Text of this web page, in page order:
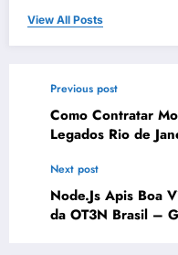
View All Posts
Previous post
Como Contratar
Legados Rio de
Next post
Node.Js Apis Boa
da OT3N Brasil –